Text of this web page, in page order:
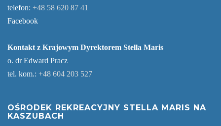
telefon: +48 58 620 87 41
Facebook
Kontakt z Krajowym Dyrektorem Stella Maris
o. dr Edward Pracz
tel. kom.: +48 604 203 527
OŚRODEK REKREACYJNY STELLA MARIS NA
KASZUBACH